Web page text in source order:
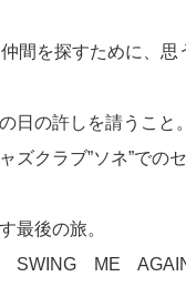
間を探すために、思
日の許しを請うこと。
ズクラブ”ソネ”での
最後の旅。
のチラ